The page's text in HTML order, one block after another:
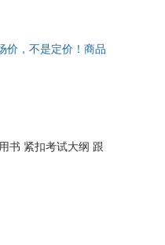
价，不是定价！商品
书 紧扣考试大纲 跟